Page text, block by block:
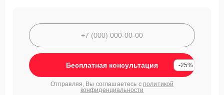
Бесплатная консультация -25%
Отправляя, Вы соглашаетесь с политикой
конфиденциальности